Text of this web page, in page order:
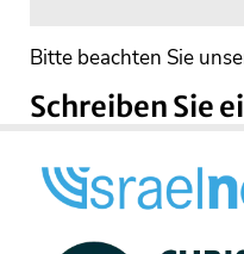
Bitte beachten Sie
Schreiben Sie